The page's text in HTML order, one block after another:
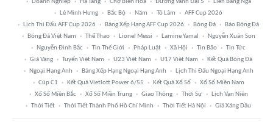
Lê Minh Hưng
Bắc Bộ Năm Tô Lâm
AFF Cup 2026
Lịch Thi Đấu AFF Cup 2026
Bảng Xếp Hạng AFF Cup 2026 Bóng Đá
Báo Bóng Đá
Bóng Đá Việt Nam
Thể Thao Lionel Messi Lamine Yamal
Nguyễn Xuân Son
Nguyễn Đình Bắc
Tin Thế Giới Pháp Luật Xã Hội Tin Bão
Tin Tức
Giá Vàng
Tuyển Việt Nam U23 Việt Nam U17 Việt Nam
Kết Quả Bóng Đá
Ngoại Hạng Anh
Bảng Xếp Hạng Ngoại Hạng Anh
Lịch Thi Đấu Ngoại Hạng Anh
Cúp C1
Kết Quả Vietlott Power 6/55 Kết Quả Xổ Số
Xổ Số Miền Nam
Xổ Số Miền Bắc
Xổ Số Miền Trung Giao Thông Thời Sự
Lịch Vạn Niên
Thời Tiết
Thời Tiết Thành Phố Hồ Chí Minh Thời Tiết Hà Nội Giá Xăng Dầu